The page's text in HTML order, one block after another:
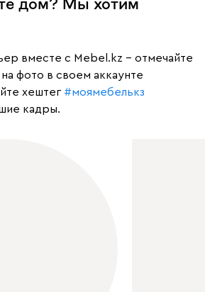
дом? Мы хотим
вместе с Mebel.kz – отмечайте
на фото в своем аккаунте
хештег #моямебелькз
кадры.